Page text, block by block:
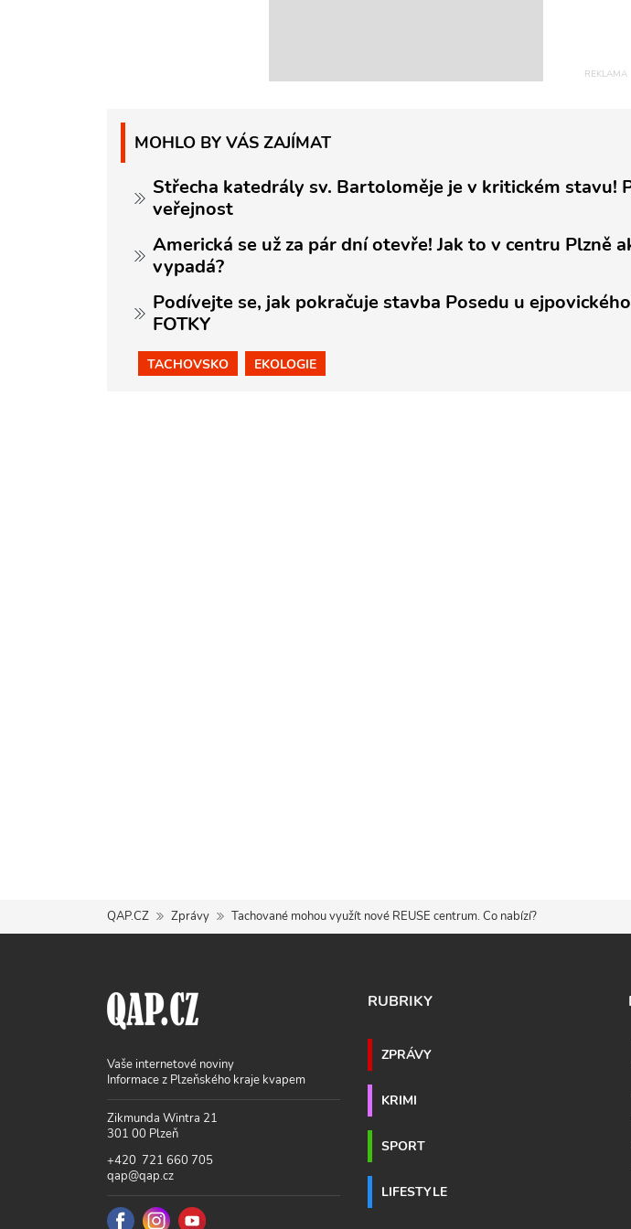
MOHLO BY VÁS ZAJÍMAT
Střecha katedrály sv. Bartoloměje je v kritickém stavu!
veřejnost
Americká se už za pár dní otevře! Jak to v centru Plzně
vypadá?
Podívejte se, jak pokračuje stavba Posedu u
FOTKY
TACHOVSKO EKOLOGIE
QAP.CZ Zprávy Tachované mohou využít nové REUSE centrum. Co nabízí?
Vaše internetové noviny
Informace z Plzeňského kraje kvapem
Zikmunda Wintra 21
301 00 Plzeň
+420 721 660 705
qap@qap.cz
RUBRIKY
ZPRÁVY
KRIMI
SPORT
LIFESTYLE